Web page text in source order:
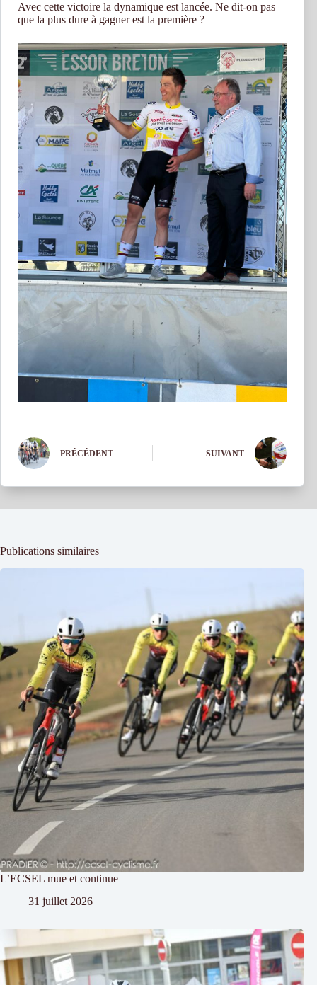
Avec cette victoire la dynamique est lancée. Ne dit-on pas
que la plus dure à gagner est la première ?
PRÉCÉDENT SUIVANT
Publications similaires
L’ECSEL mue et continue
31 juillet 2026